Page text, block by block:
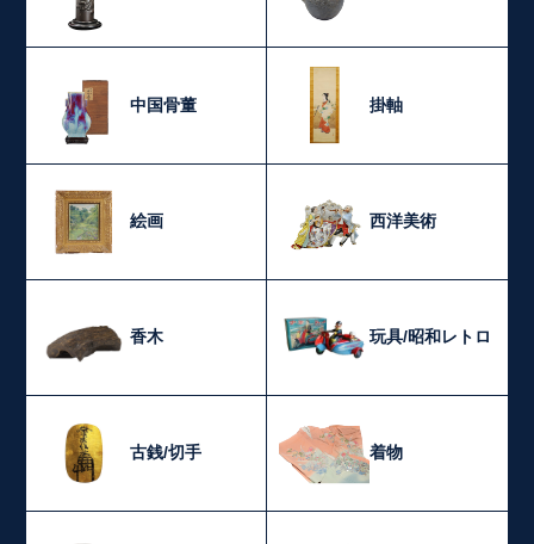
中国骨董 掛軸
絵画 西洋美術
香木 玩具/昭和レトロ
古銭/切手 着物